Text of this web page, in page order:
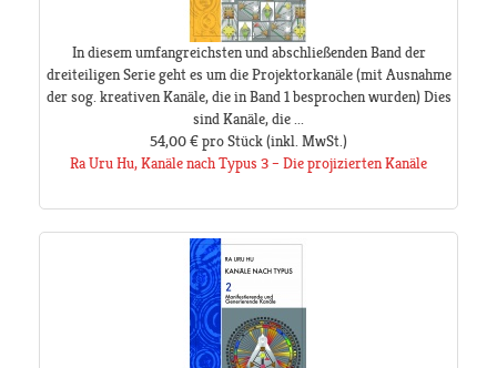
In diesem umfangreichsten und abschließenden Band der
dreiteiligen Serie geht es um die Projektorkanäle (mit Ausnahme
der sog. kreativen Kanäle, die in Band 1 besprochen wurden) Dies
sind Kanäle, die ...
54,00 €pro Stück(inkl. MwSt.)
Ra Uru Hu, Kanäle nach Typus 3 – Die projizierten Kanäle